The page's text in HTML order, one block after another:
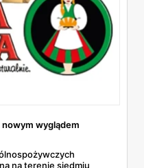
nowym wyglądem
na terenie siedmiu